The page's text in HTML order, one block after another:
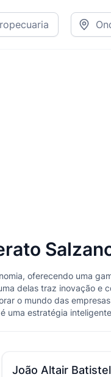
oferecendo uma
delas traz inovação
o mundo das
uma estratégia
João Altair